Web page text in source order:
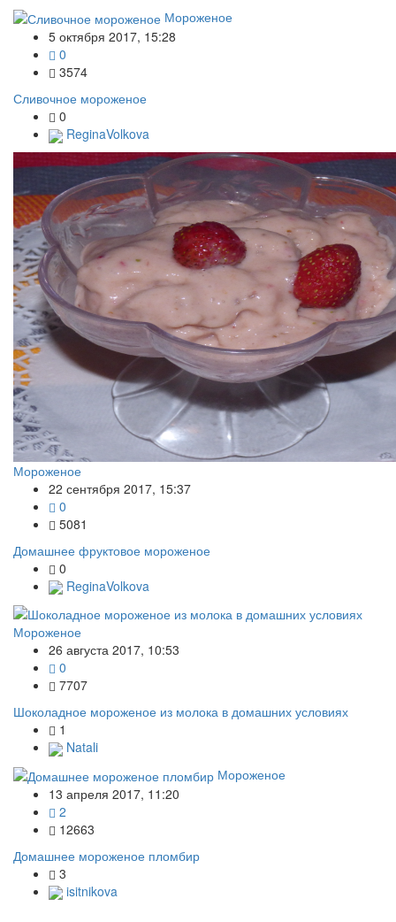
Мороженое
5 октября 2017, 15:28
0
3574
Сливочное мороженое
0
ReginaVolkova
Мороженое
22 сентября 2017, 15:37
0
5081
Домашнее фруктовое мороженое
0
ReginaVolkova
Мороженое
26 августа 2017, 10:53
0
7707
Шоколадное мороженое из молока в домашних условиях
1
Natali
Мороженое
13 апреля 2017, 11:20
2
12663
Домашнее мороженое пломбир
3
isitnikova